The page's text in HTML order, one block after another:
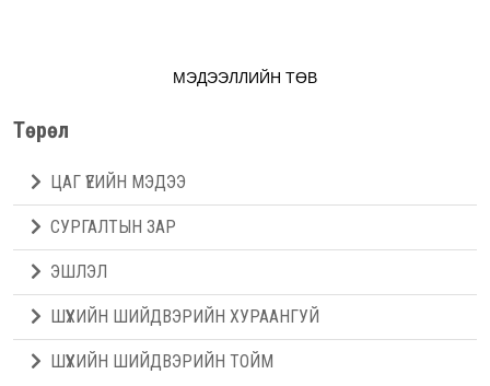
МЭДЭЭЛЛИЙН ТӨВ
Төрөл
ЦАГ ҮЕИЙН МЭДЭЭ
СУРГАЛТЫН ЗАР
ЭШЛЭЛ
ШҮҮХИЙН ШИЙДВЭРИЙН ХУРААНГУЙ
ШҮҮХИЙН ШИЙДВЭРИЙН ТОЙМ